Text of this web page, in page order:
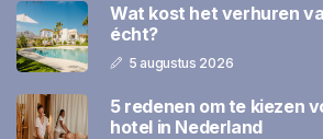
Wat kost het verhuren
écht?
5 augustus 2026
5 redenen om te kiezen
hotel in Nederland